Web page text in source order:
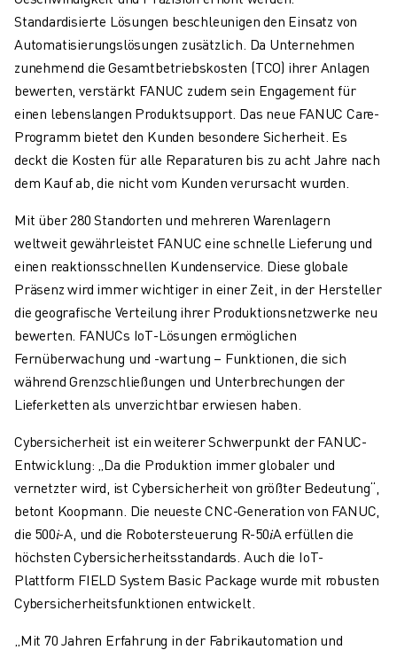
CNC-SCHLEIFEN
CNC-FRÄSEN
CNC-DREHEN
HOCHGESCHWINDIGKEITSBOHREN UND -GEWINDESCHNEIDEN
SPRITZGUSS
MASCHINENBEDIENUNG
MATERIALHANDHABUNG
LACKIEREN
PUNKTSCHWEISSEN
VISION INSPEKTION
DRAHTERODIERMASCHINE
FALLBEISPIELE
KUNDENDIENST
KUNDENBETREUUNG
FANUC PLANS
FIELD & WARTUNG
TECHNISCHE FERNUNTERSTÜTZUNG
WIEDERAUFBEREITUNG
DIGITALE SERVICE TOOLS
DOWNLOAD CENTER » MYFANUC
FANUC AKADEMIE
BRANCHEN-LÖSUNGEN
LÖSUNGEN FÜR DIE AUSBILDUNG
WORLDSKILLS & YOUNG TALENTS
Standardisierte Lösungen beschleunigen den Einsatz von
Automatisierungslösungen zusätzlich. Da Unternehmen
zunehmend die Gesamtbetriebskosten (TCO) ihrer Anlagen
bewerten, verstärkt FANUC zudem sein Engagement für
einen lebenslangen Produktsupport. Das neue FANUC Care-
Programm bietet den Kunden besondere Sicherheit. Es
deckt die Kosten für alle Reparaturen bis zu acht Jahre nach
dem Kauf ab, die nicht vom Kunden verursacht wurden.
Mit über 280 Standorten und mehreren Warenlagern
weltweit gewährleistet FANUC eine schnelle Lieferung und
einen reaktionsschnellen Kundenservice. Diese globale
Präsenz wird immer wichtiger in einer Zeit, in der Hersteller
die geografische Verteilung ihrer Produktionsnetzwerke neu
bewerten. FANUCs IoT-Lösungen ermöglichen
Fernüberwachung und -wartung – Funktionen, die sich
während Grenzschließungen und Unterbrechungen der
Lieferketten als unverzichtbar erwiesen haben.
Cybersicherheit ist ein weiterer Schwerpunkt der FANUC-
Entwicklung: „Da die Produktion immer globaler und
vernetzter wird, ist Cybersicherheit von größter Bedeutung“,
betont Koopmann. Die neueste CNC-Generation von FANUC,
die 500𝑖-A, und die Robotersteuerung R-50𝑖A erfüllen die
höchsten Cybersicherheitsstandards. Auch die IoT-
Plattform FIELD System Basic Package wurde mit robusten
Cybersicherheitsfunktionen entwickelt.
„Mit 70 Jahren Erfahrung in der Fabrikautomation und